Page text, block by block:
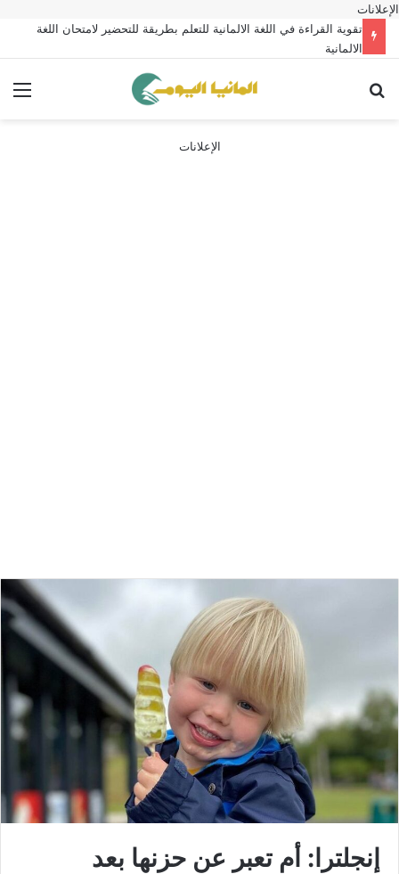
الإعلانات
تقوية القراءة في اللغة الالمانية للتعلم بطريقة للتحضير لامتحان اللغة
الالمانية
الإعلانات
إنجلترا: أم تعبر عن حزنها بعد